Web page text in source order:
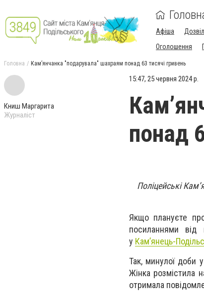
Афіша
Оголошення
Головна Камʼянчанка "подарувала" шахраям понад 63 тисячі гривень
Книш Маргарита
Журналіст
15:47, 25 червня 2024 р.
понад
Поліцейські
Якщо плануєте
посиланнями
у Кам’янець-
Так, минулої доби
Жінка розмістила
отримала